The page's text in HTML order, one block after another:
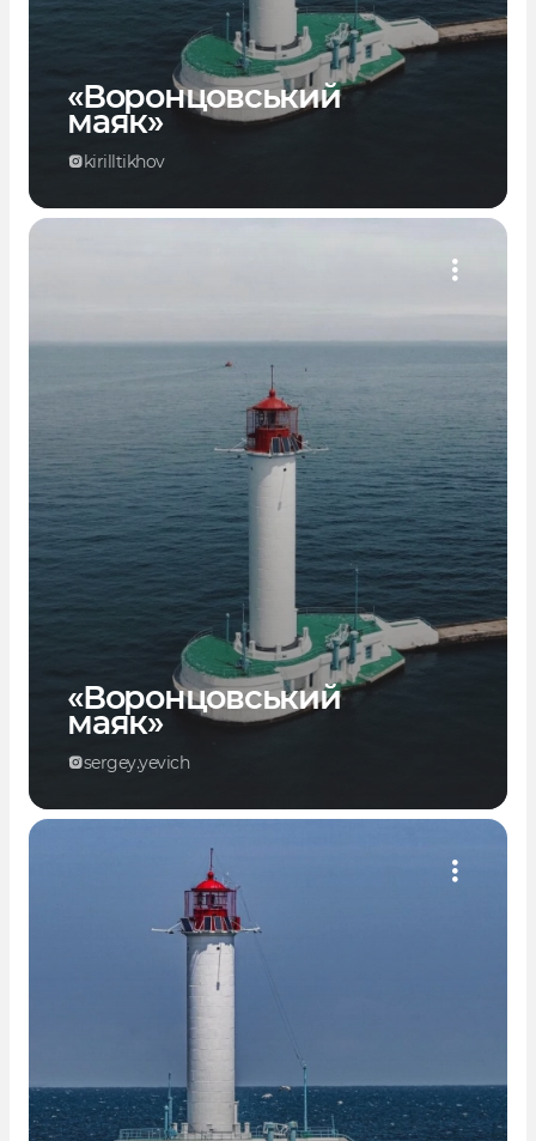
«Воронцовський
маяк»
kirilltikhov
«Воронцовський
маяк»
sergey.yevich